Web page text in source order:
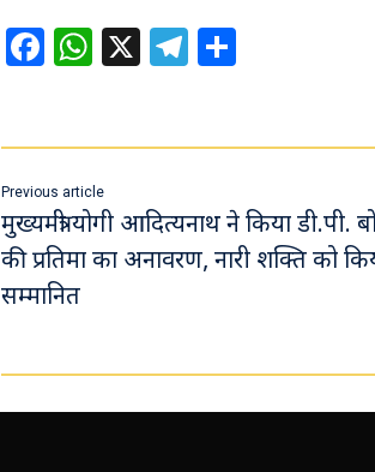
Fa
ce
o
ok
W
h
sA
p
p
X Te
le
a
m
Previous article
मुख्यमंत्री योगी आदित्यनाथ ने किया डी.पी.
की प्रतिमा का अनावरण, नारी शक्ति को
सम्मानित